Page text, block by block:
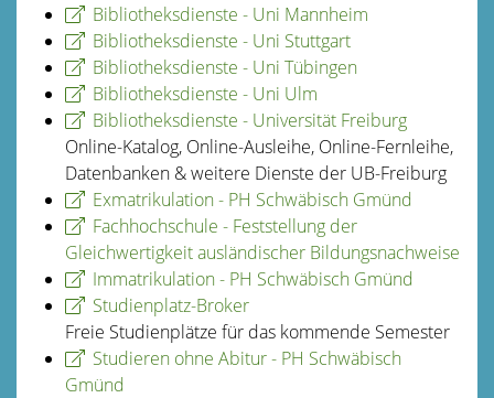
Bibliotheksdienste - Uni Mannheim
Bibliotheksdienste - Uni Stuttgart
Bibliotheksdienste - Uni Tübingen
Bibliotheksdienste - Uni Ulm
Bibliotheksdienste - Universität Freiburg
Online-Katalog, Online-Ausleihe, Online-Fernleihe,
Datenbanken & weitere Dienste der UB-Freiburg
Exmatrikulation - PH Schwäbisch Gmünd
Fachhochschule - Feststellung der
Gleichwertigkeit ausländischer Bildungsnachweise
Immatrikulation - PH Schwäbisch Gmünd
Studienplatz-Broker
Freie Studienplätze für das kommende Semester
Studieren ohne Abitur - PH Schwäbisch
Gmünd